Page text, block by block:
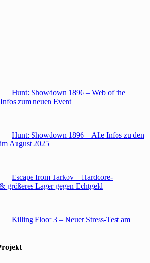
Hunt: Showdown 1896 – Web of the
zum neuen Event
Hunt: Showdown 1896 – Alle Infos zu den
August 2025
Escape from Tarkov – Hardcore-
größeres Lager gegen Echtgeld
Killing Floor 3 – Neuer Stress-Test am